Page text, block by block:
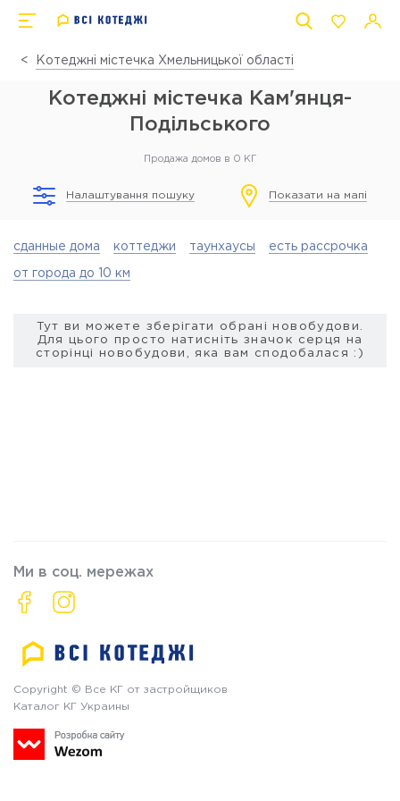
Котеджні містечка Хмельницької області
Котеджні містечка Кам'янця-
Подільського
Продажа домов в 0 КГ
Налаштування пошуку Показати на мапі
сданные дома коттеджи таунхаусы есть рассрочка
от города до 10 км
Тут ви можете зберігати обрані новобудови.
Для цього просто натисніть значок серця на
сторінці новобудови, яка вам сподобалася :)
Ми в соц. мережах
Copyright © Все КГ от застройщиков
Каталог КГ Украины